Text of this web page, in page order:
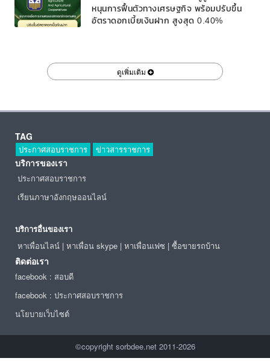
หนุนการฟื้นตัวทางเศรษฐกิจ พร้อมปรับขึ้น
อัตราดอกเบี้ยเงินฝาก สูงสุด 0.40%
ดูเพิ่มเติม
TAG
ประกาศสอบราชการ ข่าวสารราชการ
บริการของเรา
ประกาศสอบราชการ
เรียนภาษาอังกฤษออนไลน์
บริการอื่นของเรา
หาเพื่อนไลน์ | หาเพื่อน skype | หาเพื่อนเฟซ | ซื้อขายรถบ้าน
ติดต่อเรา
facebook : สอบดี
facebook : ประกาศสอบราชการ
นโยบายเว็บไซต์
©copyright sorbdee.net 2011-2026